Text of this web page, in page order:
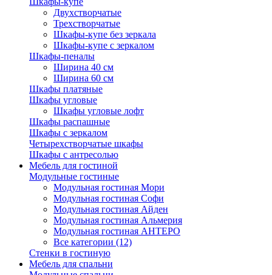
Двухстворчатые
Трехстворчатые
Шкафы-купе без зеркала
Шкафы-купе с зеркалом
Шкафы-пеналы
Ширина 40 см
Ширина 60 см
Шкафы платяные
Шкафы угловые
Шкафы угловые лофт
Шкафы распашные
Шкафы с зеркалом
Четырехстворчатые шкафы
Шкафы с антресолью
Мебель для гостиной
Модульные гостиные
Модульная гостиная Мори
Модульная гостиная Софи
Модульная гостиная Айден
Модульная гостиная Альмерия
Модульная гостиная АНТЕРО
Все категории (12)
Стенки в гостиную
Мебель для спальни